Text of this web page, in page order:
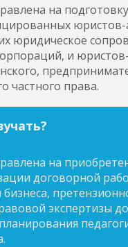
на подготовку
юристов-
юридическое
и
частного права.
на
договорной
экспертизы